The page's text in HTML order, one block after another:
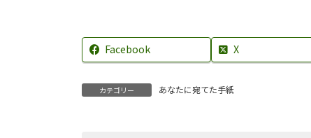
Facebook X
カテゴリー あなたに宛てた手紙